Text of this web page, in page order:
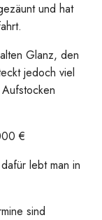
und hat
Glanz, den
jedoch viel
€
lebt man in
sind